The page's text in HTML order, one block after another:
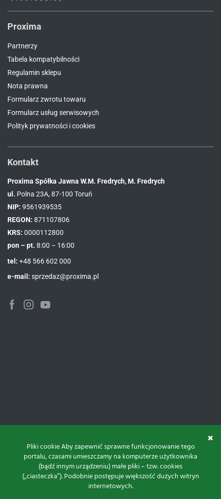
Proxima
Partnerzy
Tabela kompatybilności
Regulamin sklepu
Nota prawna
Formularz zwrotu towaru
Formularz usług serwisowych
Polityk prywatności i cookies
Kontakt
Proxima Spółka Jawna W.M. Fredrych, M. Fredrych
ul. Polna 23A, 87-100 Toruń
NIP: 9561939535
REGON: 871107806
KRS: 0000112800
pon – pt. 8:00 – 16:00
tel: +48 566 602 000
e-mail: sprzedaz@proxima.pl
FacebookInstagramYoutube
Pliki cookie Aby zapewnić sprawne funkcjonowanie tego
portalu, czasami umieszczamy na komputerze użytkownika
(bądź innym urządzeniu) małe pliki – tzw. cookies
(„ciasteczka”). Podobnie postępuje większość dużych witryn
internetowych.